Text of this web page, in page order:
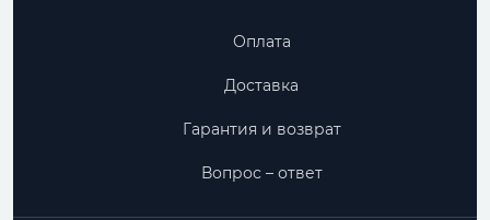
Оплата
Доставка
Гарантия и возврат
Вопрос – ответ